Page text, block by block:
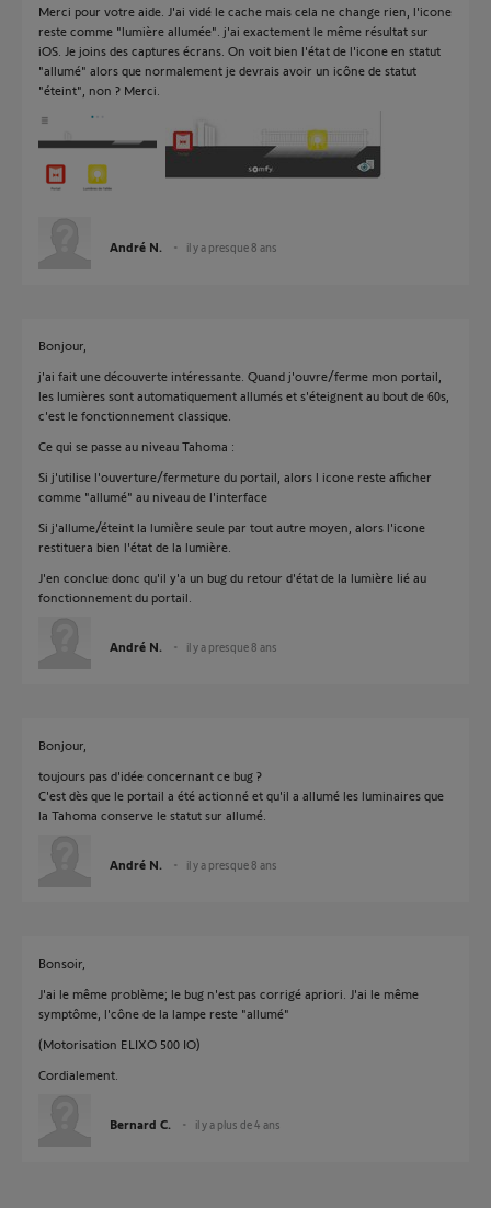
Merci pour votre aide. J'ai vidé le cache mais cela ne change rien, l'icone
reste comme "lumière allumée". j'ai exactement le même résultat sur
iOS. Je joins des captures écrans. On voit bien l'état de l'icone en statut
"allumé" alors que normalement je devrais avoir un icône de statut
"éteint", non ? Merci.
André N. il y a presque 8 ans
Bonjour,
j'ai fait une découverte intéressante. Quand j'ouvre/ferme mon portail,
les lumières sont automatiquement allumés et s'éteignent au bout de 60s,
c'est le fonctionnement classique.
Ce qui se passe au niveau Tahoma :
Si j'utilise l'ouverture/fermeture du portail, alors l icone reste afficher
comme "allumé" au niveau de l'interface
Si j'allume/éteint la lumière seule par tout autre moyen, alors l'icone
restituera bien l'état de la lumière.
J'en conclue donc qu'il y'a un bug du retour d'état de la lumière lié au
fonctionnement du portail.
André N. il y a presque 8 ans
Bonjour,
toujours pas d'idée concernant ce bug ?
C'est dès que le portail a été actionné et qu'il a allumé les luminaires que
la Tahoma conserve le statut sur allumé.
André N. il y a presque 8 ans
Bonsoir,
J'ai le même problème; le bug n'est pas corrigé apriori. J'ai le même
symptôme, l'cône de la lampe reste "allumé"
(Motorisation ELIXO 500 IO)
Cordialement.
Bernard C. il y a plus de 4 ans